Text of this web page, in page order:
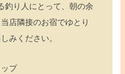
釣り人にとって、朝の余
店隣接のお宿でゆとり
みください。
プ